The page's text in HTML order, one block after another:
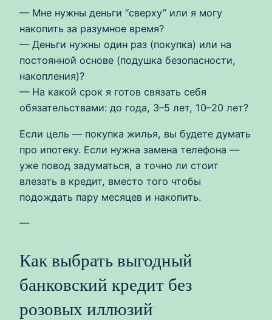
— Мне нужны деньги “сверху” или я могу
накопить за разумное время?
— Деньги нужны один раз (покупка) или на
постоянной основе (подушка безопасности,
накопления)?
— На какой срок я готов связать себя
обязательствами: до года, 3–5 лет, 10–20 лет?
Если цель — покупка жилья, вы будете думать
про ипотеку. Если нужна замена телефона —
уже повод задуматься, а точно ли стоит
влезать в кредит, вместо того чтобы
подождать пару месяцев и накопить.
—
Как выбрать выгодный
банковский кредит без
розовых иллюзий